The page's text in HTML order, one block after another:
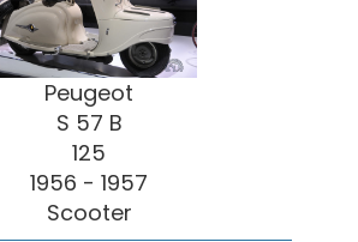
Peugeot
S 57 B
125
1956 - 1957
Scooter